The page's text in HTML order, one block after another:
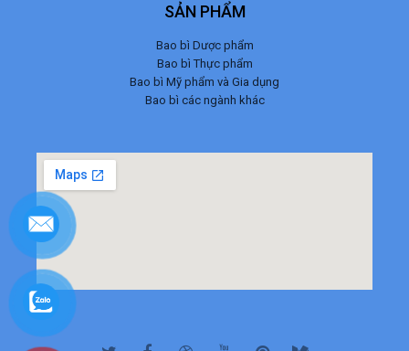
SẢN PHẨM
Bao bì Dược phẩm
Bao bì Thực phẩm
Bao bì Mỹ phẩm và Gia dụng
Bao bì các ngành khác